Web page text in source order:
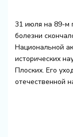
31 июля на 89-м
болезни
Национальной
исторических
Плоских. Его
отечественной